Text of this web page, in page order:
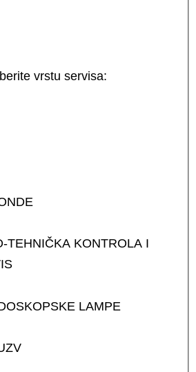
vrstu servisa:
TEHNIČKA KONTROLA I
LAMPE